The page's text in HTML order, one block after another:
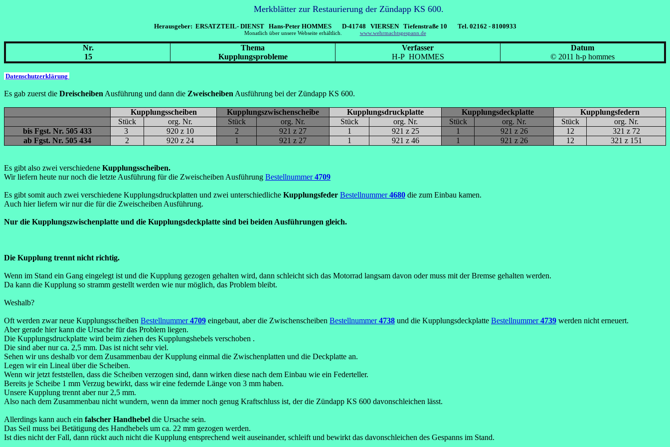
Merkblätter zur Restaurierung der Zündapp KS 600.
Herausgeber: ERSATZTEIL- DIENST Hans-Peter HOMMES D-41748 VIERSEN Tiefenstraße 10 Tel. 02162 - 8100933
Monatlich über unsere Webseite erhältlich. www.wehrmachtsgespann.de
Nr.
15
Thema
Kupplungsprobleme
Verfasser
H-P HOMMES
Datum
© 2011 h-p hommes
Datenschutzerklärung
Es gab zuerst die Dreischeiben Ausführung und dann die Zweischeiben Ausführung bei der Zündapp KS 600.
Kupplungsscheiben Kupplungszwischenscheibe Kupplungsdruckplatte Kupplungsdeckplatte
Kupplungsfedern
Stück
org. Nr. Stück org. Nr. Stück org. Nr. Stück org. Nr. Stück
org. Nr.
bis Fgst. Nr. 505 433
3 920 z 10 2 921 z 27 1 921 z 25 1 921 z 26 12
321 z 72
ab Fgst. Nr. 505 434
2 920 z 24 1 921 z 27 1 921 z 46 1 921 z 26 12 321 z 151
Es gibt also zwei verschiedene Kupplungsscheiben.
Wir liefern heute nur noch die letzte Ausführung für die Zweischeiben Ausführung Bestellnummer4709
Es gibt somit auch zwei verschiedene Kupplungsdruckplatten und zwei unterschiedliche Kupplungsfeder Bestellnummer4680 die zum Einbau kamen.
Auch hier liefern wir nur die für die Zweischeiben Ausführung.
Nur die Kupplungszwischenplatte und die Kupplungsdeckplatte sind bei beiden Ausführungen gleich.
Die Kupplung trennt nicht richtig.
Wenn im Stand ein Gang eingelegt ist und die Kupplung gezogen gehalten wird, dann schleicht sich das Motorrad langsam davon oder muss mit der Bremse gehalten werden.
Da kann die Kupplung so stramm gestellt werden wie nur möglich, das Problem bleibt.
Weshalb?
Oft werden zwar neue Kupplungsscheiben Bestellnummer4709 eingebaut, aber die Zwischenscheiben Bestellnummer4738 und die Kupplungsdeckplatte Bestellnummer4739 werden nicht erneuert.
Aber gerade hier kann die Ursache für das Problem liegen.
Die Kupplungsdruckplatte wird beim ziehen des Kupplungshebels verschoben .
Die sind aber nur ca. 2,5 mm. Das ist nicht sehr viel.
Sehen wir uns deshalb vor dem Zusammenbau der Kupplung einmal die Zwischenplatten und die Deckplatte an.
Legen wir ein Lineal über die Scheiben.
Wenn wir jetzt feststellen, dass die Scheiben verzogen sind, dann wirken diese nach dem Einbau wie ein Federteller.
Bereits je Scheibe 1 mm Verzug bewirkt, dass wir eine federnde Länge von 3 mm haben.
Unsere Kupplung trennt aber nur 2,5 mm.
Also nach dem Zusammenbau nicht wundern, wenn da immer noch genug Kraftschluss ist, der die Zündapp KS 600 davonschleichen lässt.
Allerdings kann auch ein falscher Handhebel die Ursache sein.
Das Seil muss bei Betätigung des Handhebels um ca. 22 mm gezogen werden.
Ist dies nicht der Fall, dann rückt auch nicht die Kupplung entsprechend weit auseinander, schleift und bewirkt das davonschleichen des Gespanns im Stand.